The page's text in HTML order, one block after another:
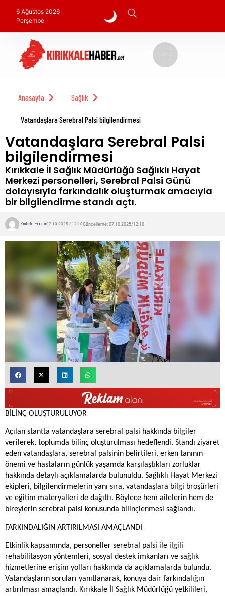
6 Ağustos 2026 ·
Perşembe
🌙
🌙
Anasayfa Sağlık
Vatandaşlara Serebral Palsi bilgilendirmesi
Vatandaşlara Serebral Palsi
bilgilendirmesi
Kırıkkale İl Sağlık Müdürlüğü Sağlıklı Hayat
Merkezi personelleri, Serebral Palsi Günü
dolayısıyla farkındalık oluşturmak amacıyla
bir bilgilendirme standı açtı.
Kırıkkale Haber07.10.2025 / 12:10Güncelleme: 07.10.2025/12:10
BİLİNÇ OLUŞTURULUYOR
Açılan stantta vatandaşlara serebral palsi hakkında bilgiler
verilerek, toplumda bilinç oluşturulması hedeflendi. Standı ziyaret
eden vatandaşlara, serebral palsinin belirtileri, erken tanının
önemi ve hastaların günlük yaşamda karşılaştıkları zorluklar
hakkında detaylı açıklamalarda bulunuldu. Sağlıklı Hayat Merkezi
ekipleri, bilgilendirmelerin yanı sıra, vatandaşlara bilgi broşürleri
ve eğitim materyalleri de dağıttı. Böylece hem ailelerin hem de
bireylerin serebral palsi konusunda bilinçlenmesi sağlandı.
FARKINDALIĞIN ARTIRILMASI AMAÇLANDI
Etkinlik kapsamında, personeller serebral palsi ile ilgili
rehabilitasyon yöntemleri, sosyal destek imkanları ve sağlık
hizmetlerine erişim yolları hakkında da açıklamalarda bulundu.
Vatandaşların soruları yanıtlanarak, konuya dair farkındalığın
artırılması amaçlandı. Kırıkkale İl Sağlık Müdürlüğü yetkilileri,